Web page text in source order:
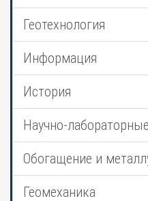
Геотехнология
Информация
История
Научно-
Обогащение и
Геомеханика